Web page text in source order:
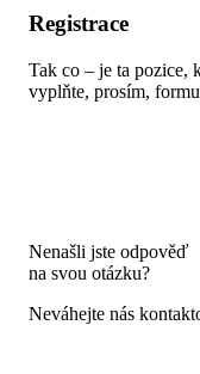
Registrace
Tak co – je ta pozice,
vyplňte, prosím,
Nenašli jste odpověď
na svou otázku?
Neváhejte nás